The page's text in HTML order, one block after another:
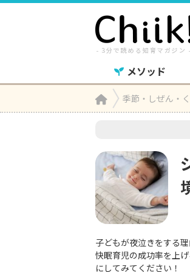
メソッド
Home季節・しぜん・
子どもが夜泣きをする
快眠育児の成功率を上
にしてみてください！